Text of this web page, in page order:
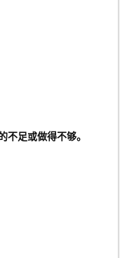
足或做得不够。